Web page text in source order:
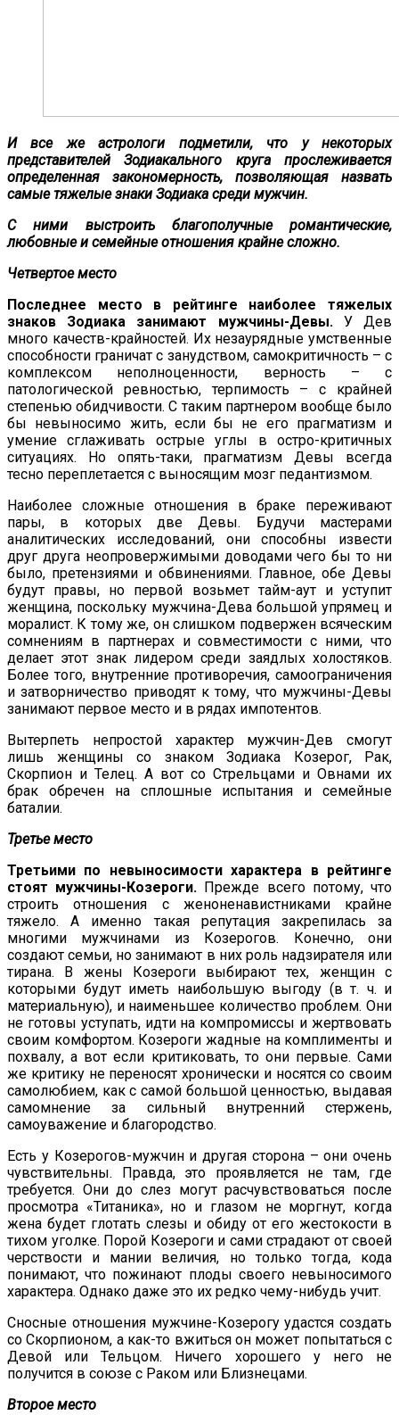
И все же астрологи подметили, что у некоторых
представителей Зодиакального круга прослеживается
определенная закономерность, позволяющая назвать
самые тяжелые знаки Зодиака среди мужчин.
С ними выстроить благополучные романтические,
любовные и семейные отношения крайне сложно.
Четвертое место
Последнее место в рейтинге наиболее тяжелых
знаков Зодиака занимают мужчины-Девы.У Дев
много качеств-крайностей. Их незаурядные умственные
способности граничат с занудством, самокритичность – с
комплексом неполноценности, верность – с
патологической ревностью, терпимость – с крайней
степенью обидчивости. С таким партнером вообще было
бы невыносимо жить, если бы не его прагматизм и
умение сглаживать острые углы в остро-критичных
ситуациях. Но опять-таки, прагматизм Девы всегда
тесно переплетается с выносящим мозг педантизмом.
Наиболее сложные отношения в браке переживают
пары, в которых две Девы. Будучи мастерами
аналитических исследований, они способны извести
друг друга неопровержимыми доводами чего бы то ни
было, претензиями и обвинениями. Главное, обе Девы
будут правы, но первой возьмет тайм-аут и уступит
женщина, поскольку мужчина-Дева большой упрямец и
моралист. К тому же, он слишком подвержен всяческим
сомнениям в партнерах и совместимости с ними, что
делает этот знак лидером среди заядлых холостяков.
Более того, внутренние противоречия, самоограничения
и затворничество приводят к тому, что мужчины-Девы
занимают первое место и в рядах импотентов.
Вытерпеть непростой характер мужчин-Дев смогут
лишь женщины со знаком Зодиака Козерог, Рак,
Скорпион и Телец. А вот со Стрельцами и Овнами их
брак обречен на сплошные испытания и семейные
баталии.
Третье место
Третьими по невыносимости характера в рейтинге
стоят мужчины-Козероги. Прежде всего потому, что
строить отношения с женоненавистниками крайне
тяжело. А именно такая репутация закрепилась за
многими мужчинами из Козерогов. Конечно, они
создают семьи, но занимают в них роль надзирателя или
тирана. В жены Козероги выбирают тех, женщин с
которыми будут иметь наибольшую выгоду (в т. ч. и
материальную), и наименьшее количество проблем. Они
не готовы уступать, идти на компромиссы и жертвовать
своим комфортом. Козероги жадные на комплименты и
похвалу, а вот если критиковать, то они первые. Сами
же критику не переносят хронически и носятся со своим
самолюбием, как с самой большой ценностью, выдавая
самомнение за сильный внутренний стержень,
самоуважение и благородство.
Есть у Козерогов-мужчин и другая сторона – они очень
чувствительны. Правда, это проявляется не там, где
требуется. Они до слез могут расчувствоваться после
просмотра «Титаника», но и глазом не моргнут, когда
жена будет глотать слезы и обиду от его жестокости в
тихом уголке. Порой Козероги и сами страдают от своей
черствости и мании величия, но только тогда, кода
понимают, что пожинают плоды своего невыносимого
характера. Однако даже это их редко чему-нибудь учит.
Сносные отношения мужчине-Козерогу удастся создать
со Скорпионом, а как-то вжиться он может попытаться с
Девой или Тельцом. Ничего хорошего у него не
получится в союзе с Раком или Близнецами.
Второе место